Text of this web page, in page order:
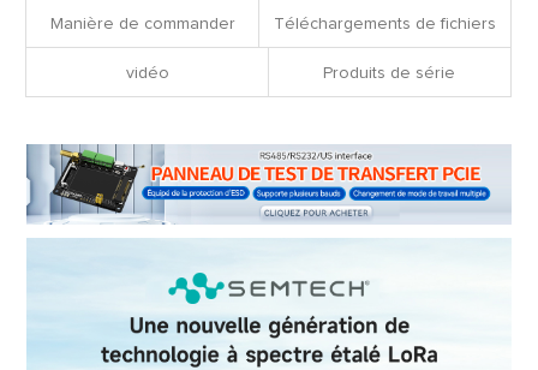
Manière de commander Téléchargements de fichiers
vidéo Produits de série